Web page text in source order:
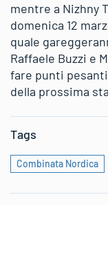
mentre a Nizhny
domenica 12
quale
Raffaele Buzzi e
fare punti
della prossima
Tags
Combinata Nordica